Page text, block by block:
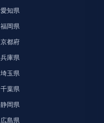
愛知県
福岡県
京都府
兵庫県
埼玉県
千葉県
静岡県
広島県